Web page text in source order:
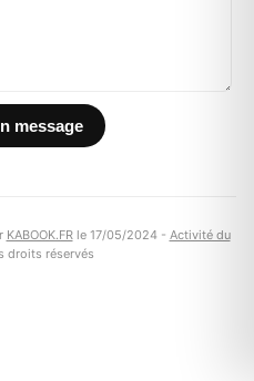
KABOOK.FRle 17/05/2024 - Activité du
droits réservés